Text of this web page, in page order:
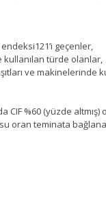
geçenler,
kullanılan türde olanlar,
ve makinelerinde
CIF %60 (yüzde
oran teminata